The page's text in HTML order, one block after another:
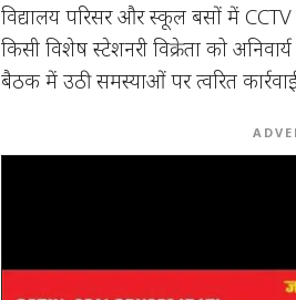
विद्यालय परिसर और स्कूल बसों में
किसी विशेष स्टेशनरी विक्रेता को
बैठक में उठी समस्याओं पर त्वरित